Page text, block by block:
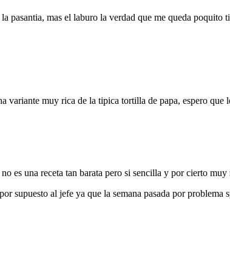
pasantia, mas el laburo la verdad que me queda
variante muy rica de la tipica tortilla de papa, espero que
es una receta tan barata pero si sencilla y por cierto
supuesto al jefe ya que la semana pasada por